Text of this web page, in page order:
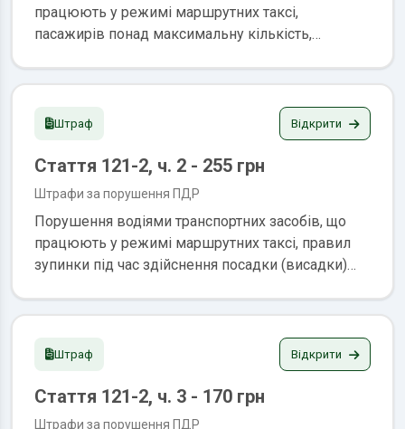
працюють у режимі маршрутних таксі,
пасажирів понад максимальну кількість,
засіб, а також перевезення водіями
транспортних засобів, що здійснюють міжміські
чи міжнародні перевезення, пасажирів, кількість
яких перевищує кількість місць для сидіння,
транспортного засобу або визначену в
реєстраційних документах на цей транспортний
засіб Штраф: 170 грн.
Штраф Відкрити
Стаття 121-2, ч. 2 - 255 грн
Штрафи за порушення ПДР
Порушення водіями транспортних засобів, що
працюють у режимі маршрутних таксі, правил
зупинки під час здійснення посадки (висадки)
Штраф Відкрити
Стаття 121-2, ч. 3 - 170 грн
Штрафи за порушення ПДР